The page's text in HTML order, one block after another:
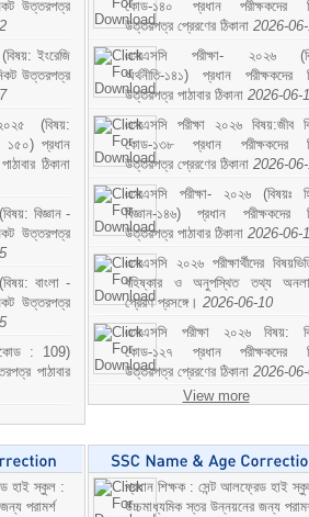
উত্তরপত্র
ইংরেজি
উত্তরপত্র
(বিষয়:
১৫০) প্রধান
ঠিকানা
বিজ্ঞান -
উত্তরপত্র
বাংলা -
উত্তরপত্র
: 109)
পাঠাবার
কোড-১৪০ প্রধান পরীক্ষকদের
উত্তরপত্র প্রেরণের ঠিকানা 2026-
এসএসসি পরীক্ষা- ২০২৬
অর্থনীতি-১৪১) প্রধান পরীক্ষকদের
উত্তরপত্র পাঠাবার ঠিকানা 2026-06-
এসএসসি পরীক্ষা ২০২৬ বিষয়:জীব
কোড-১৩৮ প্রধান পরীক্ষকদের
উত্তরপত্র প্রেরণের ঠিকানা 2026-
এসএসসি পরীক্ষা- ২০২৬ (বিষয়ঃ
বিজ্ঞান-১৪৬) প্রধান পরীক্ষকদের
উত্তরপত্র পাঠাবার ঠিকানা 2026-06-
এসএসসি ২০২৬ পরীক্ষার্থীদের
বহিষ্কার ও অনুপস্থিত তথ্য
প্রেরণ প্রসঙ্গে। 2026-06-10
এসএসসি পরীক্ষা ২০২৬ বিষয়:
কোড-১২৭ প্রধান পরীক্ষকদের
উত্তরপত্র প্রেরণের ঠিকানা 2026-
View more
হাই স্কুল :
পরামর্শ
প্রধান শিক্ষক : সেন্ট আলফ্রেড হাই
উচ্চমাধ্যমিক স্তর উন্নয়নের জন্য